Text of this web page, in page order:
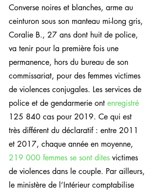
Converse noires et blanches, arme au
ceinturon sous son manteau mi-long gris,
Coralie B., 27 ans dont huit de police,
va tenir pour la première fois une
permanence, hors du bureau de son
commissariat, pour des femmes victimes
de violences conjugales. Les services de
police et de gendarmerie ont enregistré
125 840 cas pour 2019. Ce qui est
très différent du déclaratif : entre 2011
et 2017, chaque année en moyenne,
219 000 femmes se sont dites victimes
de violences dans le couple. Par ailleurs,
le ministère de l’Intérieur comptabilise